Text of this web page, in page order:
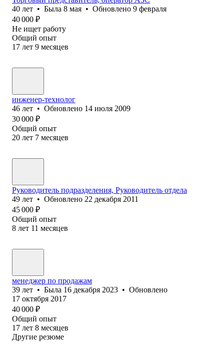
40 лет • Была 8 мая • Обновлено 9 февраля
40 000 ₽
Не ищет работу
Общий опыт
17 лет 9 месяцев
инженер-технолог
46 лет • Обновлено 14 июля 2009
30 000 ₽
Общий опыт
20 лет 7 месяцев
Руководитель подразделения, Руководитель отдела
49 лет • Обновлено 22 декабря 2011
45 000 ₽
Общий опыт
8 лет 11 месяцев
менеджер по продажам
39 лет • Была 16 декабря 2023 • Обновлено
17 октября 2017
40 000 ₽
Общий опыт
17 лет 8 месяцев
Другие резюме